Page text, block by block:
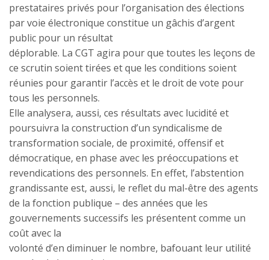
prestataires privés pour l’organisation des élections
par voie électronique constitue un gâchis d’argent
public pour un résultat
déplorable. La CGT agira pour que toutes les leçons de
ce scrutin soient tirées et que les conditions soient
réunies pour garantir l’accès et le droit de vote pour
tous les personnels.
Elle analysera, aussi, ces résultats avec lucidité et
poursuivra la construction d’un syndicalisme de
transformation sociale, de proximité, offensif et
démocratique, en phase avec les préoccupations et
revendications des personnels. En effet, l’abstention
grandissante est, aussi, le reflet du mal-être des agents
de la fonction publique – des années que les
gouvernements successifs les présentent comme un
coût avec la
volonté d’en diminuer le nombre, bafouant leur utilité